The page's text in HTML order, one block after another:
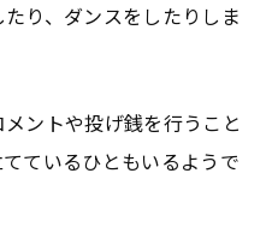
り、ダンスをしたりしま
ントや投げ銭を行うこと
ているひともいるようで